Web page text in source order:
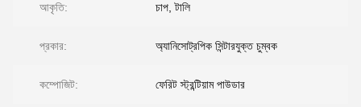
আকৃতি: চাপ, টালি
প্রকার: অ্যানিসোট্রপিক সিন্টারযুক্ত চুম্বক
কম্পোজিট: ফেরিট স্ট্রন্টিয়াম পাউডার